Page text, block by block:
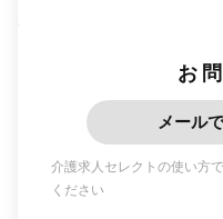
お
メール
介護求人セレクトの使い方
ください